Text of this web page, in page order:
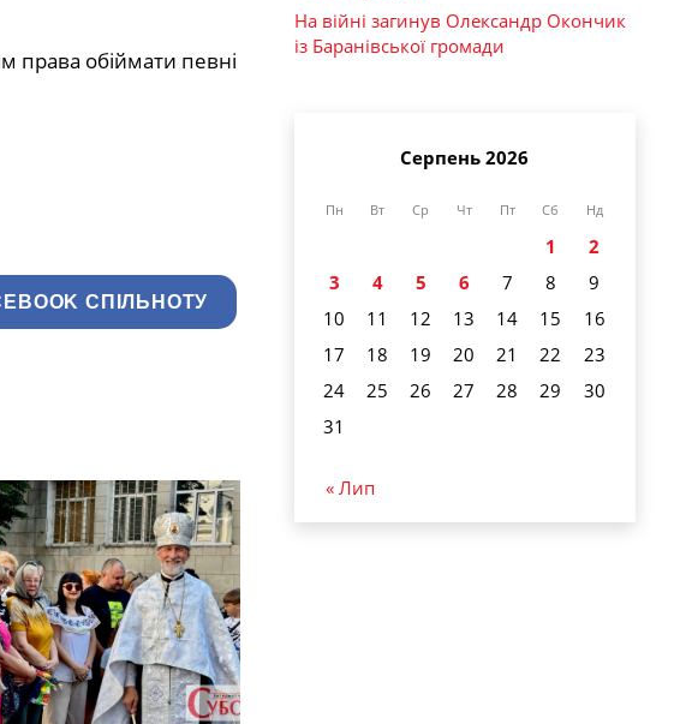
права обіймати певні
СПІЛЬНОТУ
На війні загинув Олександр Окончик
із Баранівської громади
Серпень 2026
Пн Вт Ср Чт Пт Сб Нд
1
2
3
4 5 6 7 8
9
10
11 12 13 14 15
16
17
18 19 20 21 22
23
24
25 26 27 28 29
30
31
« Лип